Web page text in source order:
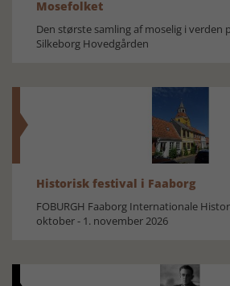
Mosefolket
Den største samling af moselig i verden
Silkeborg Hovedgården
Historisk festival i Faaborg
FOBURGH Faaborg Internationale
oktober - 1. november 2026